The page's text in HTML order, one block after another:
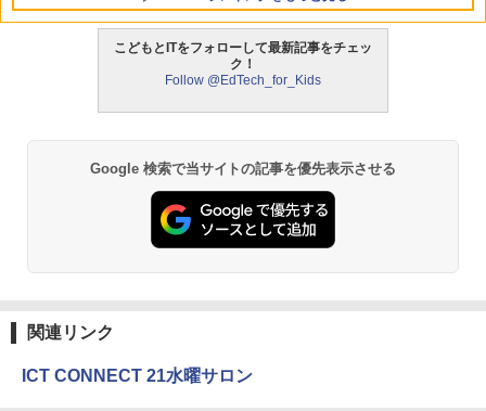
タッチペンで音が聞ける!はじめてずかん
1000 英語つき ([バラエティ])
中学英語をもう一度ひとつひとつわかり
やすく。改訂版
仮面ライダー 改造人間 限定ケース版
ThinkFun ボードゲーム 「サーキット・
メイズ」 配線回路をプログラミングする
￥3,118
こどもとITをフォローして最新記事をチェッ
ク！
Follow @EdTech_for_Kids
Google 検索で当サイトの記事を優先表示させる
関連リンク
ICT CONNECT 21水曜サロン